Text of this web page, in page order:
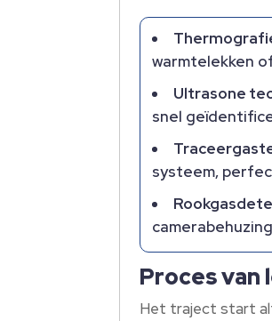
warmtelekken
Ultrasone
snel
systeem,
Proces van
Het traject start